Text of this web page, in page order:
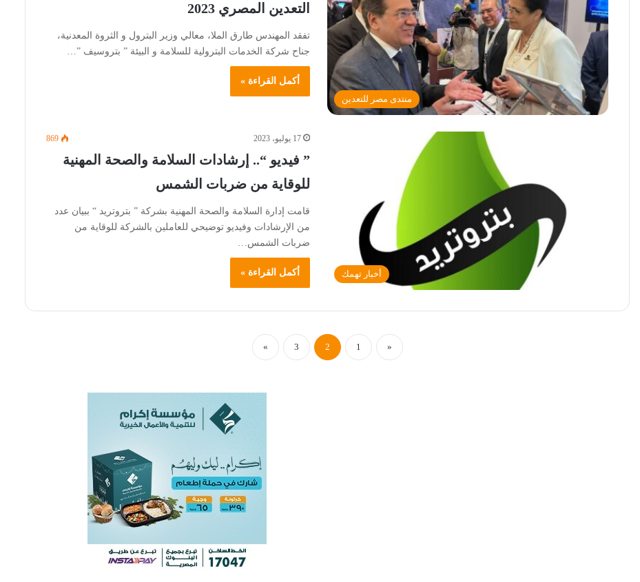
منتدى مصر للتعدين
التعدين المصري 2023
تفقد المهندس طارق الملا، معالي وزير البترول و الثروة المعدنية،
جناح شركة الخدمات البترولية للسلامة و البيئة ” بتروسيف ”…
أكمل القراءة »
أخبار تهمك
17 يوليو، 2023 869
” فيديو “.. إرشادات السلامة والصحة المهنية
للوقاية من ضربات الشمس
قامت إدارة السلامة والصحة المهنية بشركة ” بتروتريد “ ببيان عدد
من الإرشادات وفيديو توضيحي للعاملين بالشركة للوقاية من
ضربات الشمس…
أكمل القراءة »
«
1
2
3
»